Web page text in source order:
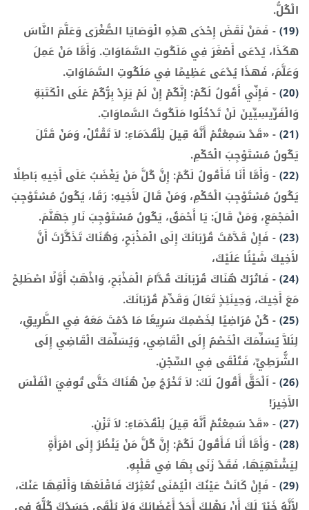
الْكُلُّ.
(19)
- فَمَنْ نَقَضَ إِحْدَى هذِهِ الْوَصَايَا الصُّغْرَى وَعَلَّمَ النَّاسَ
هكَذَا، يُدْعَى أَصْغَرَ فِي مَلَكُوتِ السَّمَاوَاتِ. وَأَمَّا مَنْ عَمِلَ
وَعَلَّمَ، فَهذَا يُدْعَى عَظِيمًا فِي مَلَكُوتِ السَّمَاوَاتِ.
(20)
- فَإِنِّي أَقُولُ لَكُمْ: إِنَّكُمْ إِنْ لَمْ يَزِدْ بِرُّكُمْ عَلَى الْكَتَبَةِ
وَالْفَرِّيسِيِّينَ لَنْ تَدْخُلُوا مَلَكُوتَ السَّماوَاتِ.
(21)
-«قَدْ سَمِعْتُمْ أَنَّهُ قِيلَ لِلْقُدَمَاءِ: لاَ تَقْتُلْ، وَمَنْ قَتَلَ
يَكُونُ مُسْتَوْجِبَ الْحُكْمِ.
(22)
- وَأَمَّا أَنَا فَأَقُولُ لَكُمْ: إِنَّ كُلَّ مَنْ يَغْضَبُ عَلَى أَخِيهِ بَاطِلًا
يَكُونُ مُسْتَوْجِبَ الْحُكْمِ، وَمَنْ قَالَ لأَخِيهِ: رَقَا، يَكُونُ مُسْتَوْجِبَ
الْمَجْمَعِ، وَمَنْ قَالَ: يَا أَحْمَقُ، يَكُونُ مُسْتَوْجِبَ نَارِ جَهَنَّمَ.
(23)
- فَإِنْ قَدَّمْتَ قُرْبَانَكَ إِلَى الْمَذْبَحِ، وَهُنَاكَ تَذَكَّرْتَ أَنَّ
لأَخِيكَ شَيْئًا عَلَيْكَ،
(24)
- فَاتْرُكْ هُنَاكَ قُرْبَانَكَ قُدَّامَ الْمَذْبَحِ، وَاذْهَبْ أَوَّلًا اصْطَلِحْ
مَعَ أَخِيكَ، وَحِينَئِذٍ تَعَالَ وَقَدِّمْ قُرْبَانَكَ.
(25)
- كُنْ مُرَاضِيًا لِخَصْمِكَ سَرِيعًا مَا دُمْتَ مَعَهُ فِي الطَّرِيقِ،
لِئَلاَّ يُسَلِّمَكَ الْخَصْمُ إِلَى الْقَاضِي، وَيُسَلِّمَكَ الْقَاضِي إِلَى
الشُّرَطِيِّ، فَتُلْقَى فِي السِّجْنِ.
(26)
-اَلْحَقَّ أَقُولُ لَكَ: لاَ تَخْرُجُ مِنْ هُنَاكَ حَتَّى تُوفِيَ الْفَلْسَ
الأَخِيرَ!
(27)
-«قَدْ سَمِعْتُمْ أَنَّهُ قِيلَ لِلْقُدَمَاءِ: لاَ تَزْنِ.
(28)
- وَأَمَّا أَنَا فَأَقُولُ لَكُمْ: إِنَّ كُلَّ مَنْ يَنْظُرُ إِلَى امْرَأَةٍ
لِيَشْتَهِيَهَا، فَقَدْ زَنَى بِهَا فِي قَلْبِهِ.
(29)
- فَإِنْ كَانَتْ عَيْنُكَ الْيُمْنَى تُعْثِرُكَ فَاقْلَعْهَا وَأَلْقِهَا عَنْكَ،